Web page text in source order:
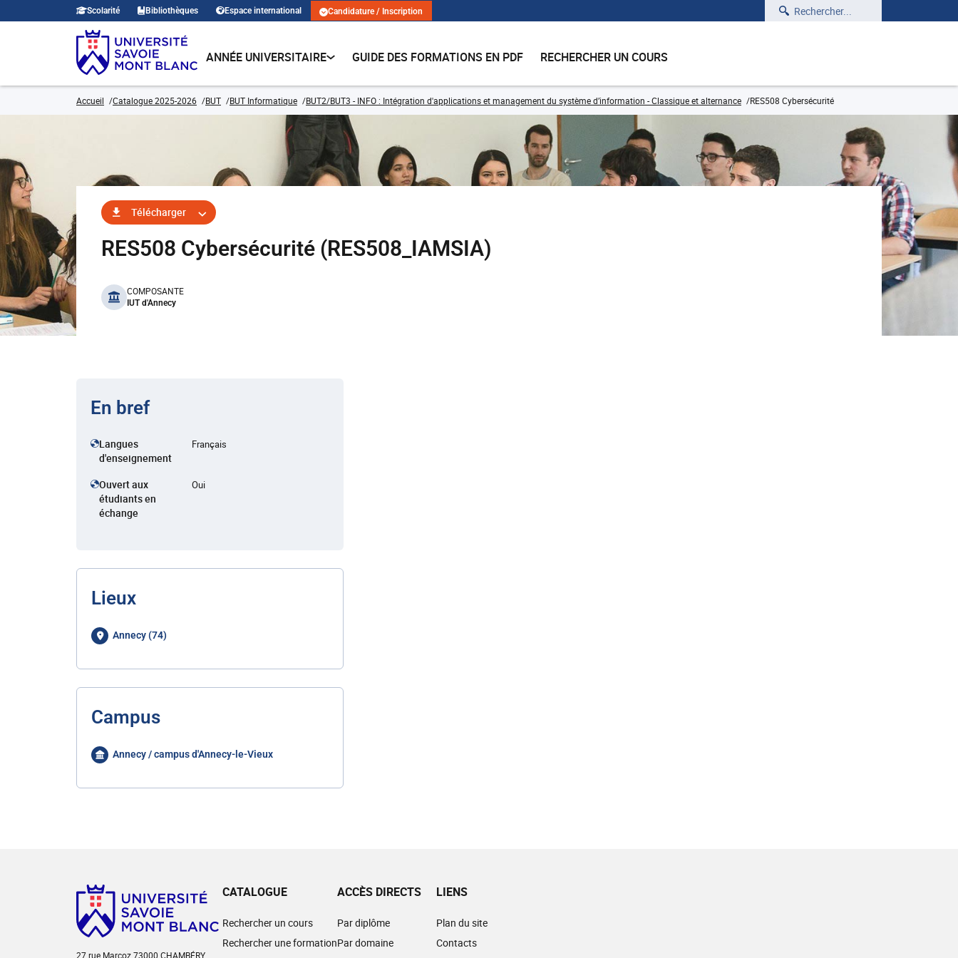
Scolarité Bibliothèques Espace international Candidature / Inscription Rechercher
ANNÉE UNIVERSITAIRE GUIDE DES FORMATIONS EN PDF RECHERCHER UN COURS
Accueil Catalogue 2025-2026 BUT BUT Informatique BUT2/BUT3 - INFO : Intégration d'applications et management du système d’information - Classique et alternance RES508 Cybersécurité
Télécharger
RES508 Cybersécurité (RES508_IAMSIA)
benefits
COMPOSANTE
IUT d'Annecy
En bref
Langues
d'enseignement
Français
Ouvert aux
étudiants en
échange
Oui
Lieux
Annecy (74)
Campus
Annecy / campus d'Annecy-le-Vieux
27 rue Marcoz 73000 CHAMBÉRY
CATALOGUE
Rechercher un cours
Rechercher une formation
ACCÈS DIRECTS
Par diplôme
Par domaine
LIENS
Plan du site
Contacts